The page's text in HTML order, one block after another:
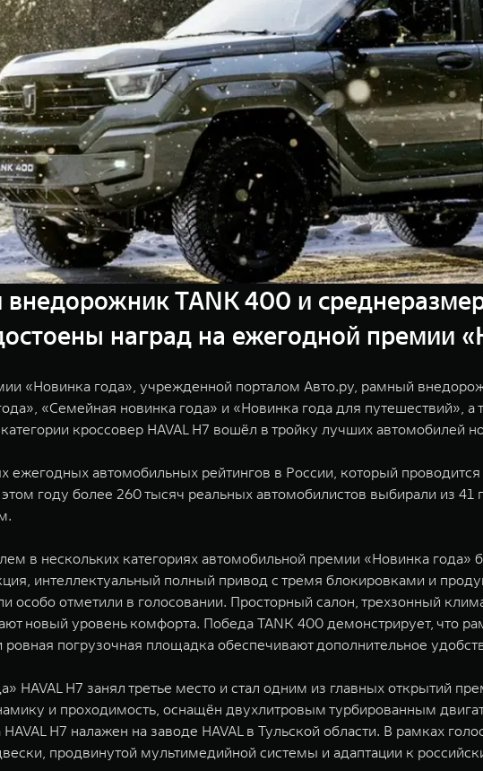
TANK 400 и
наград на ежегодной премии
«Новинка года», учрежденной порталом Авто.ру, рамный
«Семейная новинка года» и «Новинка года для путешествий»,
кроссовер HAVAL H7 вошёл в тройку лучших автомобилей
ежегодных автомобильных рейтингов в России, который
этом году более 260 тысяч реальных автомобилистов выбирали из
в нескольких категориях автомобильной премии «Новинка
интеллектуальный полный привод с тремя блокировками и
особо отметили в голосовании. Просторный салон, трехзонный
новый уровень комфорта. Победа TANK 400 демонстрирует, что
погрузочная площадка обеспечивают дополнительное
HAVAL H7 занял третье место и стал одним из главных открытий
и проходимость, оснащён двухлитровым турбированным
H7 налажен на заводе HAVAL в Тульской области. В рамках
продвинутой мультимедийной системы и адаптации к